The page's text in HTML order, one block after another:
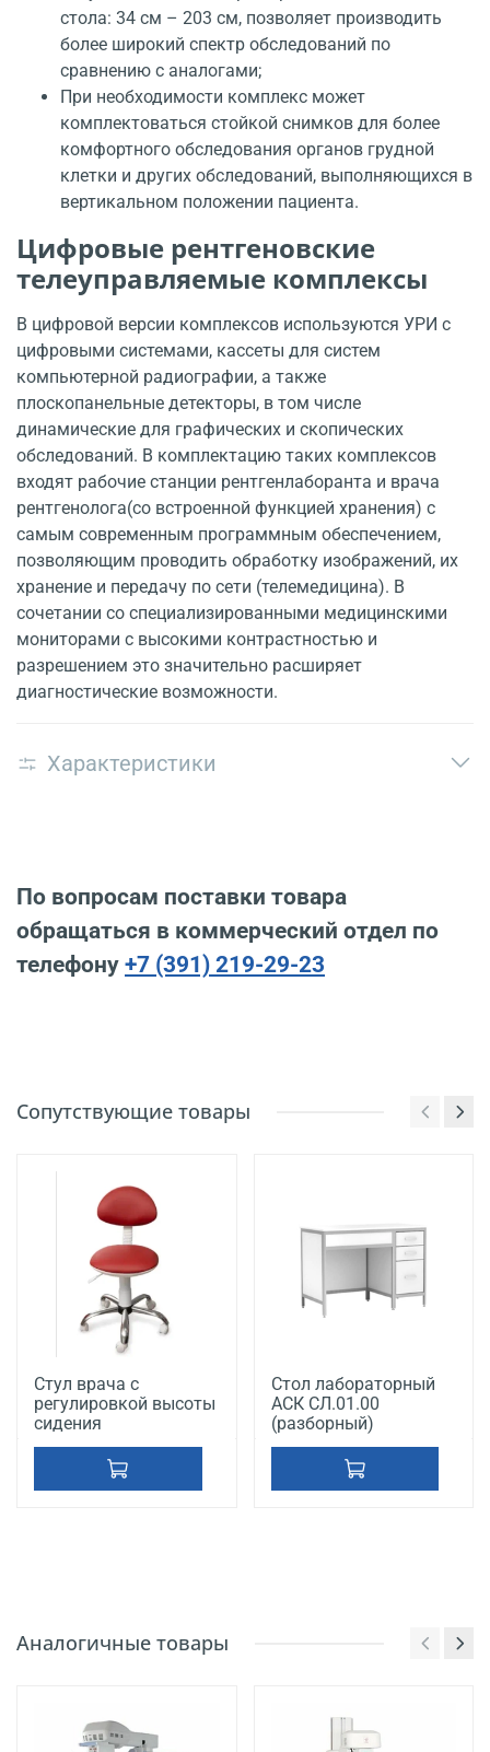
стола: 34 см – 203 см, позволяет производить
более широкий спектр обследований по
сравнению с аналогами;
При необходимости комплекс может
комплектоваться стойкой снимков для более
комфортного обследования органов грудной
клетки и других обследований, выполняющихся в
вертикальном положении пациента.
Цифровые рентгеновские
телеуправляемые комплексы
В цифровой версии комплексов используются УРИ с
цифровыми системами, кассеты для систем
компьютерной радиографии, а также
плоскопанельные детекторы, в том числе
динамические для графических и скопических
обследований. В комплектацию таких комплексов
входят рабочие станции рентгенлаборанта и врача
рентгенолога(со встроенной функцией хранения) с
самым современным программным обеспечением,
позволяющим проводить обработку изображений, их
хранение и передачу по сети (телемедицина). В
сочетании со специализированными медицинскими
мониторами с высокими контрастностью и
разрешением это значительно расширяет
диагностические возможности.
Характеристики
По вопросам поставки товара
обращаться в коммерческий отдел по
телефону +7 (391) 219-29-23
Сопутствующие товары
Стул врача с
регулировкой высоты
сидения
Стол лабораторный
АСК СЛ.01.00
(разборный)
Аналогичные товары